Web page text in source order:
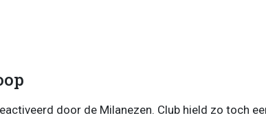
door de Milanezen. Club hield zo toch